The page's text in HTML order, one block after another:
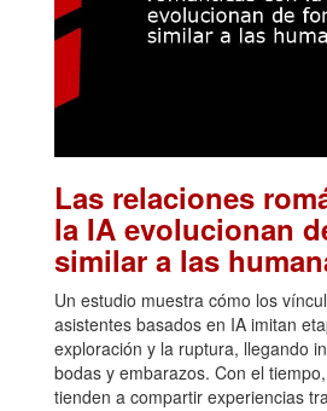
Las relaciones
la IA evolucionan
similar a las
Un estudio muestra cómo los
asistentes basados en IA imitan
exploración y la ruptura, llegando
bodas y embarazos. Con el
tienden a compartir experiencias